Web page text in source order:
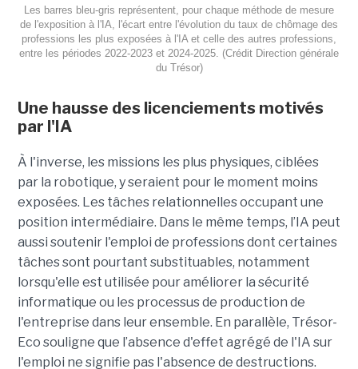
Les barres bleu-gris représentent, pour chaque méthode de mesure
de l'exposition à l'IA, l'écart entre l'évolution du taux de chômage des
professions les plus exposées à l'IA et celle des autres professions,
entre les périodes 2022-2023 et 2024-2025. (Crédit Direction générale
du Trésor)
Une hausse des licenciements motivés
par l'IA
À l'inverse, les missions les plus physiques, ciblées
par la robotique, y seraient pour le moment moins
exposées. Les tâches relationnelles occupant une
position intermédiaire. Dans le même temps, l’IA peut
aussi soutenir l'emploi de professions dont certaines
tâches sont pourtant substituables, notamment
lorsqu'elle est utilisée pour améliorer la sécurité
informatique ou les processus de production de
l'entreprise dans leur ensemble. En parallèle, Trésor-
Eco souligne que l’absence d'effet agrégé de l'IA sur
l'emploi ne signifie pas l'absence de destructions.